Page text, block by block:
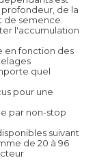
de la
de semence.
l'accumulation
en fonction des
quel
pour une
par non-stop
suivant
de 20 à 96